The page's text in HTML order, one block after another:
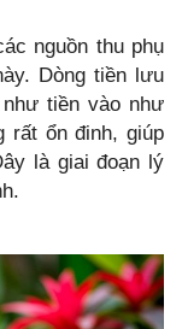
nguồn thu phụ
Dòng tiền lưu
tiền vào như
rất ổn đinh, giúp
là giai đoạn lý